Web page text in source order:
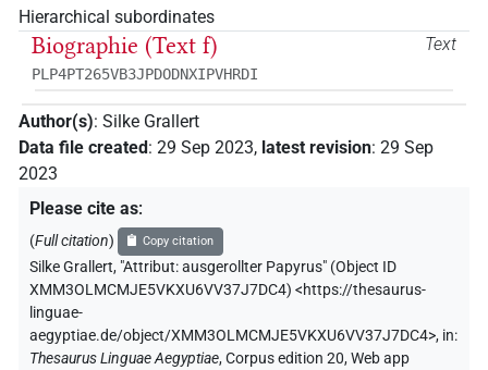
Hierarchical subordinates
Text
Biographie (Text f)
PLP4PT265VB3JPDODNXIPVHRDI
Author(s): Silke Grallert
Data file created: 29 Sep 2023, latest revision: 29 Sep
2023
Please cite as:
(Full citation) Copy citation
Silke Grallert, "Attribut: ausgerollter Papyrus" (Object ID
XMM3OLMCMJE5VKXU6VV37J7DC4) <https://thesaurus-
linguae-
aegyptiae.de/object/XMM3OLMCMJE5VKXU6VV37J7DC4>, in:
Thesaurus Linguae Aegyptiae,Corpus edition 20, Web app